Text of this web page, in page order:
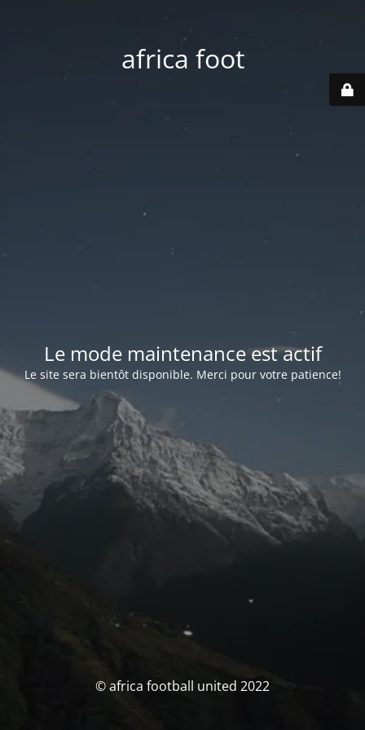
africa foot
Le mode maintenance est actif
Le site sera bientôt disponible. Merci pour votre patience!
© africa football united 2022